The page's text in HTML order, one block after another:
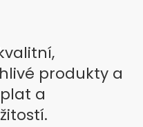
produkty a
a